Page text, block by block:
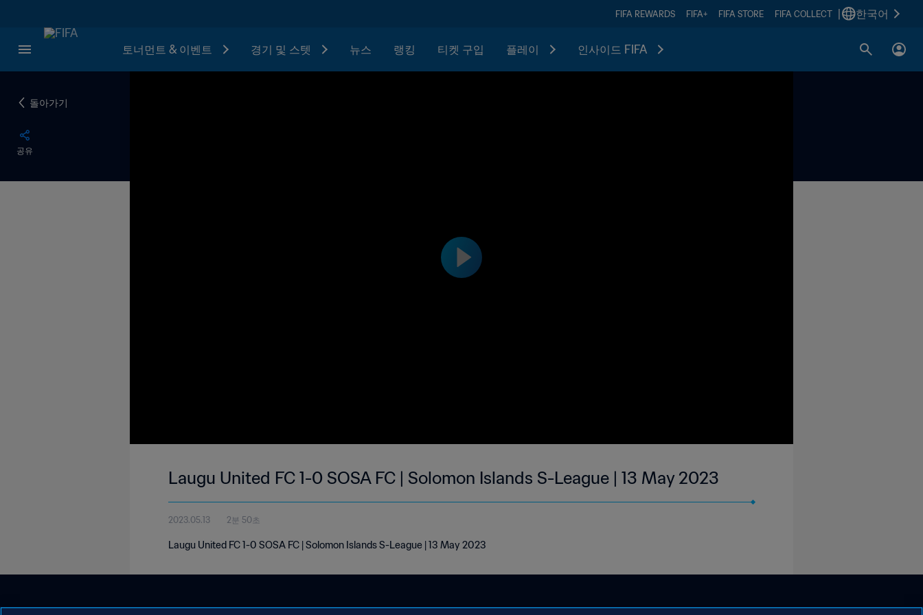
FIFA REWARDS FIFA+ FIFA STORE FIFA COLLECT 한국어
토너먼트 & 이벤트 경기 및 스텟 뉴스 랭킹 티켓 구입 플레이 인사이드 FIFA
돌아가기
공유
Laugu United FC 1-0 SOSA FC | Solomon Islands S-League | 13 May 2023
2023.05.13 2분 50초
Laugu United FC 1-0 SOSA FC | Solomon Islands S-League | 13 May 2023